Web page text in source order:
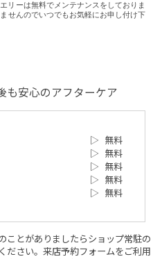
リーは無料でメンテナンスをしておりま
せんのでいつでもお気軽にお申し付け下
も安心のアフターケア
▷
無料
▷
無料
▷
無料
▷
無料
▷ 無料
ことがありましたらショップ常駐の
ださい。来店予約フォームをご利用